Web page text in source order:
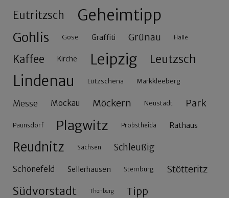
Eutritzsch Geheimtipp
Gohlis Gose Graffiti Grünau Halle
Kaffee Kirche Leipzig Leutzsch
Lindenau Lützschena Markkleeberg
Messe Mockau Möckern Neustadt Park
Paunsdorf Plagwitz Probstheida Rathaus
Reudnitz Sachsen Schleußig
Schönefeld Sellerhausen Sternburg Stötteritz
Südvorstadt Thonberg Tipp